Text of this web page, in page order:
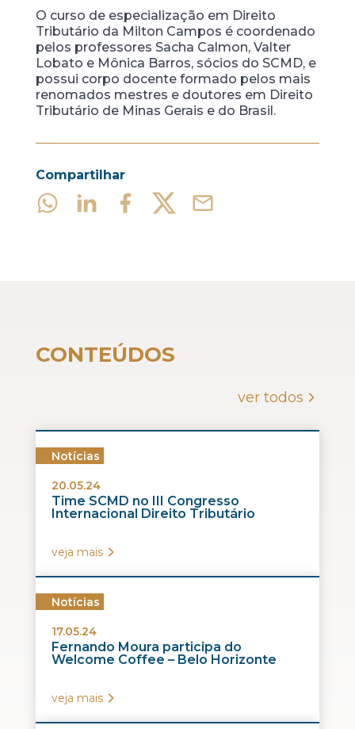
O curso de especialização em Direito
Tributário da Milton Campos é coordenado
pelos professores Sacha Calmon, Valter
Lobato e Mônica Barros, sócios do SCMD, e
possui corpo docente formado pelos mais
renomados mestres e doutores em Direito
Tributário de Minas Gerais e do Brasil.
Compartilhar
CONTEÚDOS
ver todos
Notícias
20.05.24
Time SCMD no III Congresso
Internacional Direito Tributário
veja mais
Notícias
17.05.24
Fernando Moura participa do
Welcome Coffee – Belo Horizonte
veja mais